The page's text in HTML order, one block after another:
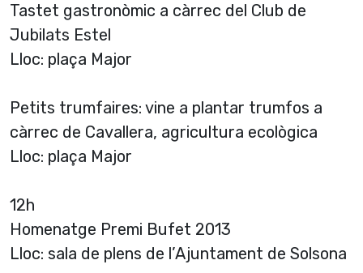
Tastet gastronòmic a càrrec del Club de
Jubilats Estel
Lloc: plaça Major
Petits trumfaires: vine a plantar trumfos a
càrrec de Cavallera, agricultura ecològica
Lloc: plaça Major
12h
Homenatge Premi Bufet 2013
Lloc: sala de plens de l’Ajuntament de Solsona